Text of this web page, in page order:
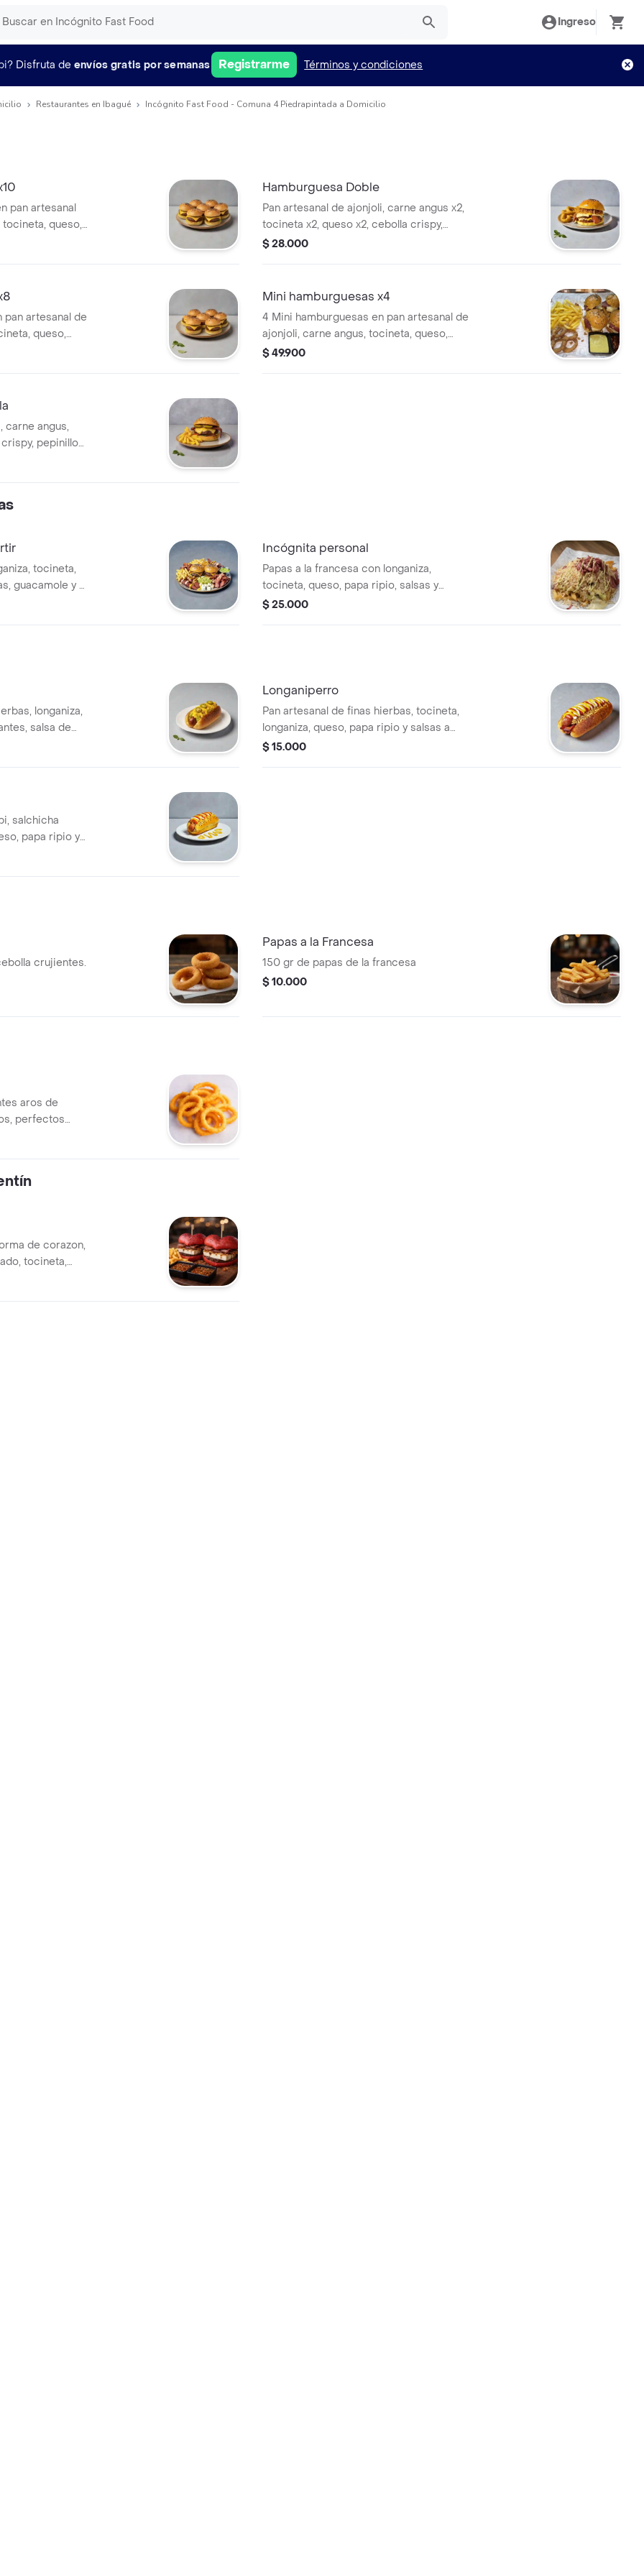
Ingreso
Disfruta de envíos gratis por semanas Registrarme Términos y condiciones
Restaurantes en Ibagué Incógnito Fast Food - Comuna 4 Piedrapintada a Domicilio
pan artesanal
queso,
salsa de la
Hamburguesa Doble
Pan artesanal de ajonjoli, carne angus x2,
tocineta x2, queso x2, cebolla crispy,
pepinillos y salsa de la casa.
$ 28.000
pan artesanal de
queso,
salsa de la
Mini hamburguesas x4
4 Mini hamburguesas en pan artesanal de
ajonjoli, carne angus, tocineta, queso,
cebolla crispy, pepinillos y salsa de la
$ 49.900
carne angus,
pepinillos
tocineta,
guacamole y 2
Incógnita personal
Papas a la francesa con longaniza,
tocineta, queso, papa ripio, salsas y
guacamole.
$ 25.000
longaniza,
salsa de
Longaniperro
Pan artesanal de finas hierbas, tocineta,
longaniza, queso, papa ripio y salsas a
elección
$ 15.000
salchicha
papa ripio y
crujientes.
Papas a la Francesa
150 gr de papas de la francesa
$ 10.000
aros de
perfectos
de corazon,
tocineta,
salsas de miel